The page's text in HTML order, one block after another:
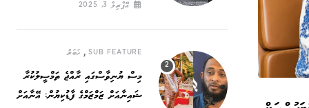
އޭޕްރިލް 3, 2025
SUB FEATURE
, ޚަބަރު
މިސް ޔުނިވާސްގައި ރާއްޖެ ތަމްސީލުކުރާ
ޝައިނާއަށް ޒަމްޒަމްގެ ފާޑުކިޔުން: އޭނާއަށް